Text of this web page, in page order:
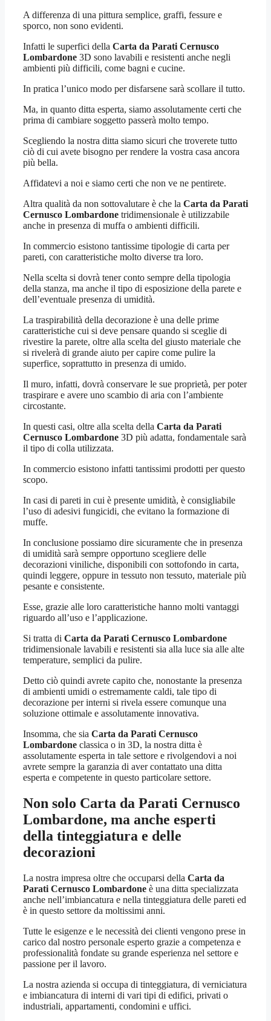
A differenza di una pittura semplice, graffi, fessure e
sporco, non sono evidenti.
Infatti le superfici della Carta da Parati Cernusco
Lombardone 3D sono lavabili e resistenti anche negli
ambienti più difficili, come bagni e cucine.
In pratica l’unico modo per disfarsene sarà scollare il tutto.
Ma, in quanto ditta esperta, siamo assolutamente certi che
prima di cambiare soggetto passerà molto tempo.
Scegliendo la nostra ditta siamo sicuri che troverete tutto
ciò di cui avete bisogno per rendere la vostra casa ancora
più bella.
Affidatevi a noi e siamo certi che non ve ne pentirete.
Altra qualità da non sottovalutare è che la Carta da Parati
Cernusco Lombardone tridimensionale è utilizzabile
anche in presenza di muffa o ambienti difficili.
In commercio esistono tantissime tipologie di carta per
pareti, con caratteristiche molto diverse tra loro.
Nella scelta si dovrà tener conto sempre della tipologia
della stanza, ma anche il tipo di esposizione della parete e
dell’eventuale presenza di umidità.
La traspirabilità della decorazione è una delle prime
caratteristiche cui si deve pensare quando si sceglie di
rivestire la parete, oltre alla scelta del giusto materiale che
si rivelerà di grande aiuto per capire come pulire la
superfice, soprattutto in presenza di umido.
Il muro, infatti, dovrà conservare le sue proprietà, per poter
traspirare e avere uno scambio di aria con l’ambiente
circostante.
In questi casi, oltre alla scelta della Carta da Parati
Cernusco Lombardone 3D più adatta, fondamentale sarà
il tipo di colla utilizzata.
In commercio esistono infatti tantissimi prodotti per questo
scopo.
In casi di pareti in cui è presente umidità, è consigliabile
l’uso di adesivi fungicidi, che evitano la formazione di
muffe.
In conclusione possiamo dire sicuramente che in presenza
di umidità sarà sempre opportuno scegliere delle
decorazioni viniliche, disponibili con sottofondo in carta,
quindi leggere, oppure in tessuto non tessuto, materiale più
pesante e consistente.
Esse, grazie alle loro caratteristiche hanno molti vantaggi
riguardo all’uso e l’applicazione.
Si tratta di Carta da Parati Cernusco Lombardone
tridimensionale lavabili e resistenti sia alla luce sia alle alte
temperature, semplici da pulire.
Detto ciò quindi avrete capito che, nonostante la presenza
di ambienti umidi o estremamente caldi, tale tipo di
decorazione per interni si rivela essere comunque una
soluzione ottimale e assolutamente innovativa.
Insomma, che sia Carta da Parati Cernusco
Lombardone classica o in 3D, la nostra ditta è
assolutamente esperta in tale settore e rivolgendovi a noi
avrete sempre la garanzia di aver contattato una ditta
esperta e competente in questo particolare settore.
Non solo Carta da Parati Cernusco
Lombardone, ma anche esperti
della tinteggiatura e delle
decorazioni
La nostra impresa oltre che occuparsi della Carta da
Parati Cernusco Lombardone è una ditta specializzata
anche nell’imbiancatura e nella tinteggiatura delle pareti ed
è in questo settore da moltissimi anni.
Tutte le esigenze e le necessità dei clienti vengono prese in
carico dal nostro personale esperto grazie a competenza e
professionalità fondate su grande esperienza nel settore e
passione per il lavoro.
La nostra azienda si occupa di tinteggiatura, di verniciatura
e imbiancatura di interni di vari tipi di edifici, privati o
industriali, appartamenti, condomini e uffici.